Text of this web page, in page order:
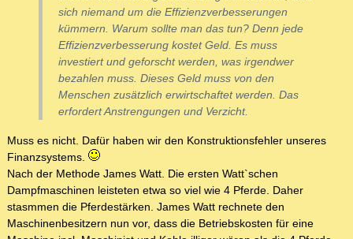
sich niemand um die Effizienzverbesserungen
kümmern. Warum sollte man das tun? Denn jede
Effizienzverbesserung kostet Geld. Es muss
investiert und geforscht werden, was irgendwer
bezahlen muss. Dieses Geld muss von den
Menschen zusätzlich erwirtschaftet werden. Das
erfordert Anstrengungen und Verzicht.
Muss es nicht. Dafür haben wir den Konstruktionsfehler unseres
Finanzsystems.
Nach der Methode James Watt. Die ersten Watt`schen
Dampfmaschinen leisteten etwa so viel wie 4 Pferde. Daher
stasmmen die Pferdestärken. James Watt rechnete den
Maschinenbesitzern nun vor, dass die Betriebskosten für eine